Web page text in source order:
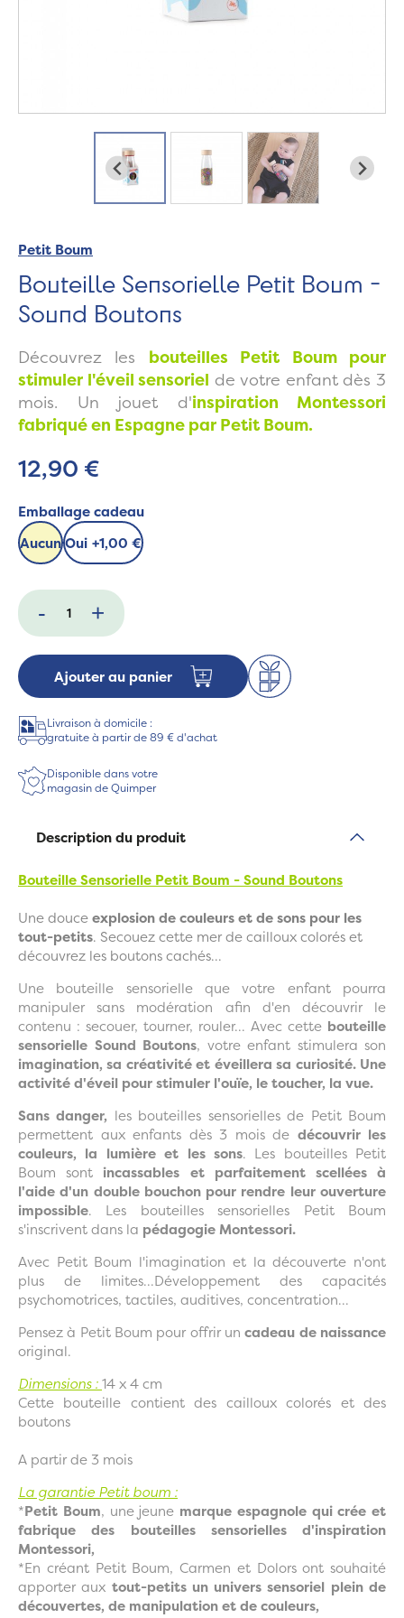
Petit Boum
Bouteille Sensorielle Petit Boum -
Sound Boutons
Découvrez les bouteilles Petit Boum pour
stimuler l'éveil sensoriel de votre enfant dès 3
mois. Un jouet d'inspiration Montessori
fabriqué en Espagne par Petit Boum.
12,90 €
Emballage cadeau
AucunOui +1,00 €
- +
Ajouter au panier
Livraison à domicile :
gratuite à partir de 89 € d'achat
Disponible dans votre
magasin de Quimper
Description du produit
Bouteille Sensorielle Petit Boum - Sound Boutons
Une douceexplosion de couleurs et de sons pour les
tout-petits. Secouez cette mer de cailloux colorés et
découvrez les boutons cachés...
Une bouteille sensorielle que votre enfant pourra
manipuler sans modération afin d'en découvrir le
contenu : secouer, tourner, rouler... Avec cette bouteille
sensorielle Sound Boutons, votre enfant stimulera son
imagination, sa créativité et éveillera sa curiosité. Une
activité d'éveil pour stimuler l'ouïe, le toucher, la vue.
Sans danger, les bouteilles sensorielles de Petit Boum
permettent aux enfants dès 3 mois de découvrir les
couleurs, la lumière et les sons. Les bouteilles Petit
Boum sont incassables et parfaitement scellées à
l'aide d'un double bouchon pour rendre leur ouverture
impossible. Les bouteilles sensorielles Petit Boum
s'inscrivent dans la pédagogie Montessori.
Avec Petit Boum l'imagination et la découverte n'ont
plus de limites...Développement des capacités
psychomotrices, tactiles, auditives, concentration...
Pensez à Petit Boum pour offrir uncadeau de naissance
original.
Dimensions :14 x 4 cm
Cette bouteille contient des cailloux colorés et des
boutons
A partir de 3 mois
La garantie Petit boum :
*Petit Boum, une jeune marque espagnole qui crée et
fabrique des bouteilles sensorielles d'inspiration
Montessori,
*En créant Petit Boum, Carmen et Dolors ont souhaité
apporter aux tout-petits un univers sensoriel plein de
découvertes, de manipulation et de couleurs,